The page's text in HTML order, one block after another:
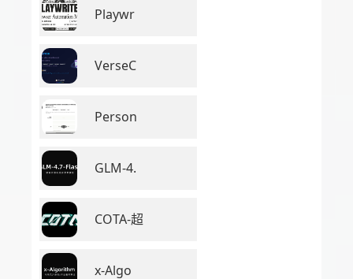
Playwr
VerseC
Person
GLM-4.
COTA-超
x-Algo